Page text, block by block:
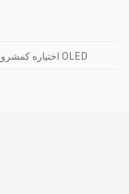
اختياره كمشروع حكومي بعنوان "تطوير جهاز OLED